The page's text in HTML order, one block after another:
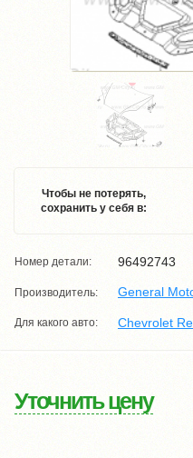
Чтобы не потерять,
сохранить у себя в:
Номер детали: 96492743
Производитель: General
Для какого авто: Chevrolet
Уточнить цену